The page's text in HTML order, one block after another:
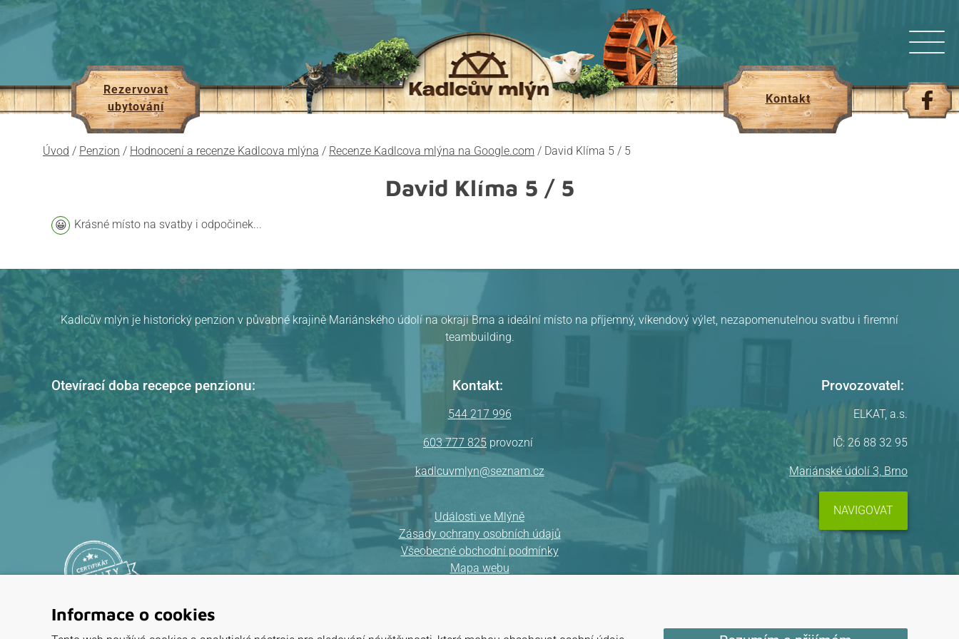
Rezervovat
ubytování
Kontakt
Pension Kadlcův mlýn v Brně
Úvod / Penzion / Hodnocení a recenze Kadlcova mlýna / Recenze Kadlcova mlýna na Google.com / David Klíma 5 / 5
David Klíma 5 / 5
Krásné místo na svatby i odpočinek...
Kadlcův mlýn je historický penzion v půvabné krajině Mariánského údolí na okraji Brna a ideální místo na příjemný, víkendový výlet, nezapomenutelnou svatbu i firemní
teambuilding.
Otevírací doba recepce penzionu: Kontakt:
544 217 996
603 777 825 provozní
kadlcuvmlyn@seznam.cz
Události ve Mlýně
Zásady ochrany osobních údajů
Všeobecné obchodní podmínky
Mapa webu
Provozovatel:
ELKAT, a.s.
IČ: 26 88 32 95
Mariánské údolí 3, Brno
NAVIGOVAT
Informace o cookies